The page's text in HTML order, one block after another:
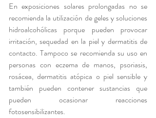
En exposiciones solares prolongadas no se
recomienda la utilización de geles y soluciones
hidroalcohólicas porque pueden provocar
irritación, sequedad en la piel y dermatitis de
contacto. Tampoco se recomienda su uso en
personas con eczema de manos, psoriasis,
rosácea, dermatitis atópica o piel sensible y
también pueden contener sustancias que
pueden ocasionar reacciones
fotosensibilizantes.